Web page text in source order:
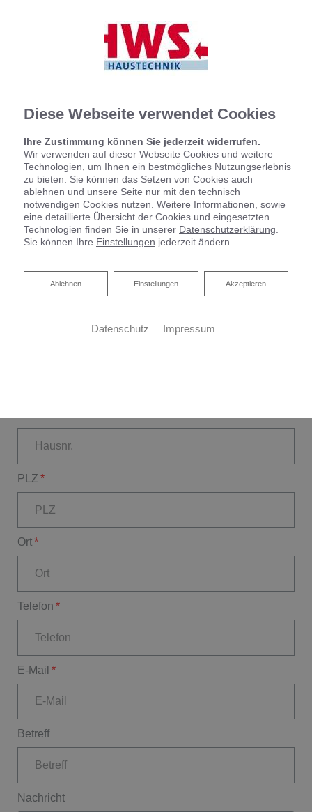
Kontaktformular
Vorname
Nachname
PLZ
Ort
Telefon
E-Mail
Betreff
Nachricht
Diese Webseite verwendet Cookies
Ihre Zustimmung können Sie jederzeit widerrufen.
Wir verwenden auf dieser Webseite Cookies und weitere
Technologien, um Ihnen ein bestmögliches Nutzungserlebnis
zu bieten. Sie können das Setzen von Cookies auch
ablehnen und unsere Seite nur mit den technisch
notwendigen Cookies nutzen. Weitere Informationen, sowie
eine detaillierte Übersicht der Cookies und eingesetzten
Technologien finden Sie in unserer Datenschutzerklärung
Sie können Ihre Einstellungen jederzeit ändern.
Akzeptieren
Einstellungen
Ablehnen
Ablehnen
Datenschutz Impressum